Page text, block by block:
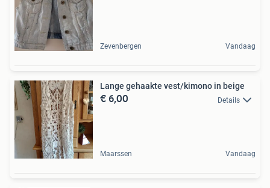
Zevenbergen Vandaag
Lange gehaakte vest/kimono in beige
€ 6,00 Details
Maarssen Vandaag